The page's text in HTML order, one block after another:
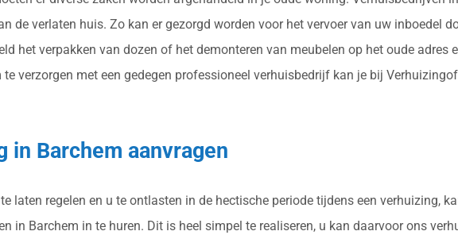
de verlaten huis. Zo kan er gezorgd worden voor het vervoer van uw inboedel
het verpakken van dozen of het demonteren van meubelen op het oude adres
verzorgen met een gedegen professioneel verhuisbedrijf kan je bij
Barchem aanvragen
laten regelen en u te ontlasten in de hectische periode tijdens een verhuizing,
in Barchem in te huren. Dit is heel simpel te realiseren, u kan daarvoor ons